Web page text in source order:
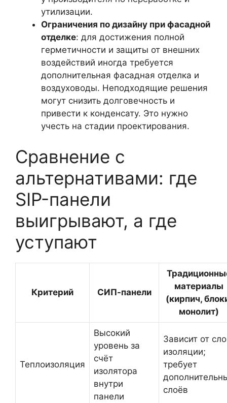
утилизации.
Ограничения по дизайну при фасадной
отделке: для достижения полной
герметичности и защиты от внешних
воздействий иногда требуется
дополнительная фасадная отделка и
воздуховоды. Неподходящие решения
могут снизить долговечность и
привести к конденсату. Это нужно
учесть на стадии проектирования.
Сравнение с
альтернативами: где
SIP-панели
выигрывают, а где
уступают
Критерий СИП-панели
материалы
(кирпич,
монолит)
Теплоизоляция
Высокий
уровень за
счёт
изолятора
внутри
панели
Зависит от
изоляции;
требует
слоёв